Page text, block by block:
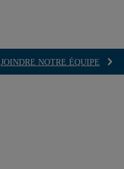
JOINDRE NOTRE ÉQUIPE